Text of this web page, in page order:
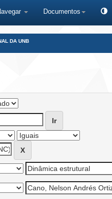
Documentos
DA UNB